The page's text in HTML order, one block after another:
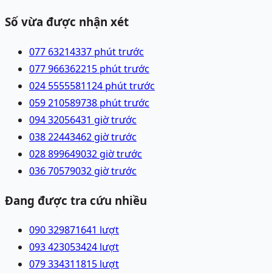
Số vừa được nhận xét
077 63214337 phút trước
077 966362215 phút trước
024 5555581124 phút trước
059 210589738 phút trước
094 32056431 giờ trước
038 22443462 giờ trước
028 899649032 giờ trước
036 70579032 giờ trước
Đang được tra cứu nhiều
090 329871641 lượt
093 423053424 lượt
079 334311815 lượt